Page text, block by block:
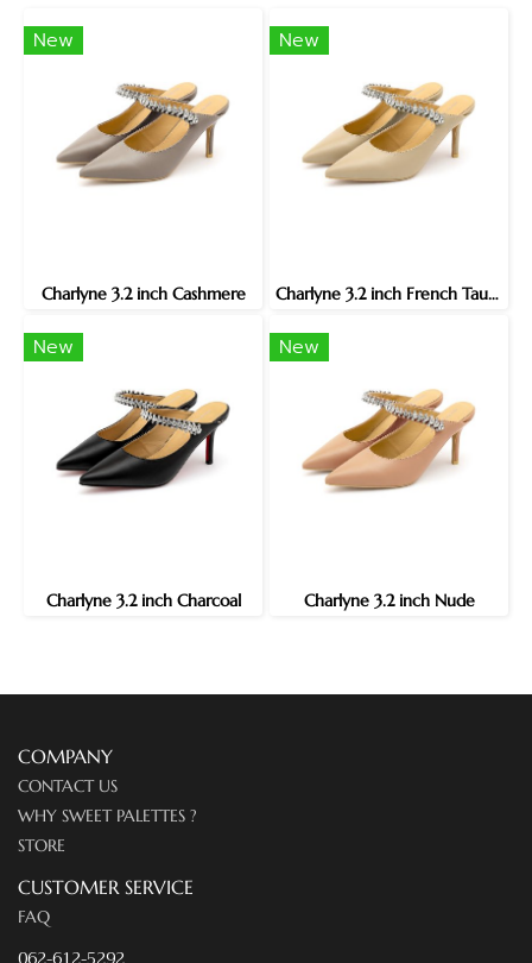
New
Charlyne 3.2 inch Cashmere
New
Charlyne 3.2 inch French Taupe
New
Charlyne 3.2 inch Charcoal
New
Charlyne 3.2 inch Nude
COMPANY
CONTACT US
WHY SWEET PALETTES ?
STORE
CUSTOMER SERVICE
FAQ